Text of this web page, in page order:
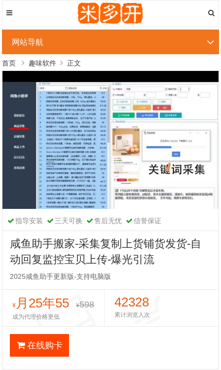
网站导航
首页 趣味软件 正文
指导安装 三天可换 售后无忧 信誉保证
咸鱼助手搬家-采集复制上货铺货发货-自
动回复监控宝贝上传-爆光引流
2025咸鱼助手更新版-支持电脑版
¥ 月25年55 ¥598
成为代理价格更低
42328
累计浏览人次
在线购卡